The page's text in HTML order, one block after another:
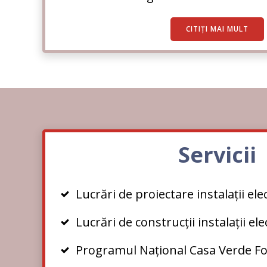
CITIȚI MAI MULT
Servicii
Lucrări de proiectare instalații
Lucrări de construcții instalații
Programul Național Casa Verde